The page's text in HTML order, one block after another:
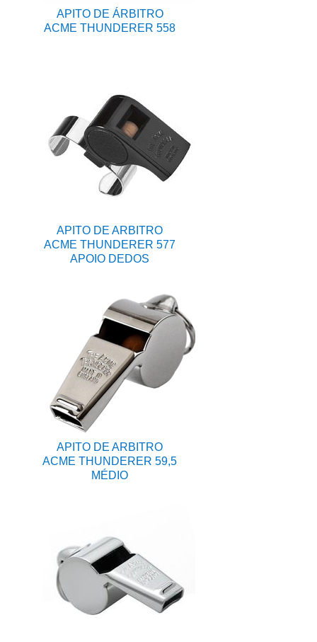
APITO DE ÁRBITRO
ACME THUNDERER 558
APITO DE ARBITRO
ACME THUNDERER 577
APOIO DEDOS
APITO DE ARBITRO
ACME THUNDERER 59,5
MÉDIO